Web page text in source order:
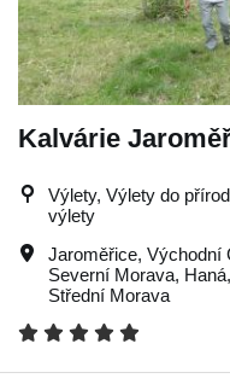
Kalvárie
Výlety, Výlety do
výlety
Jaroměřice, Východní
Severní Morava, Haná,
Střední Morava